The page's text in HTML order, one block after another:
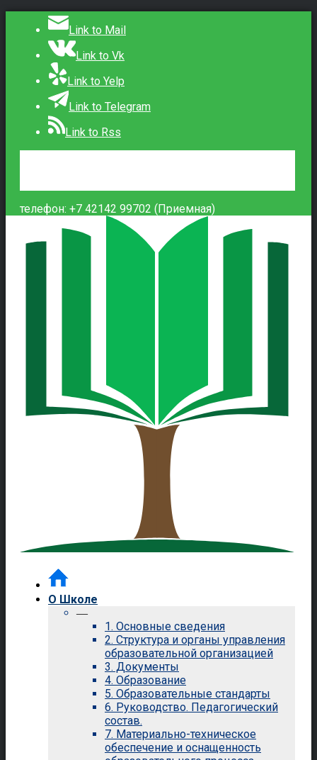
Link to Mail
Link to Vk
Link to Yelp
Link to Telegram
Link to Rss
телефон: +7 42142 99702 (Приемная)
О Школе
—
1. Основные сведения
2. Структура и органы управления
образовательной организацией
3. Документы
4. Образование
5. Образовательные стандарты
6. Руководство. Педагогический
состав.
7. Материально-техническое
обеспечение и оснащенность